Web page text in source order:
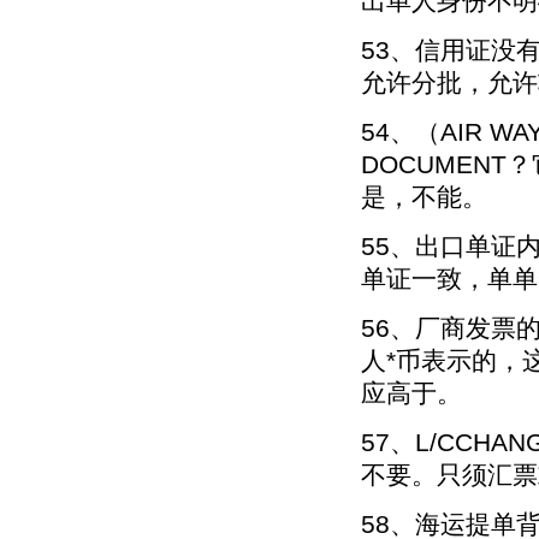
53、信用证没
允许分批，允
54、（AIR
DOCUMENT
是，不能。
55、出口单证
单证一致，单
56、厂商发票
人*币表示的，
应高于。
57、L/
不要。只须汇
58、海运提单